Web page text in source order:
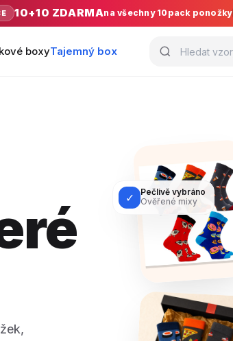
10+10 ZDARMAna všechny 10pack ponožky
boxyTajemný box
✓
Pečlivě vybráno
Ověřené mixy